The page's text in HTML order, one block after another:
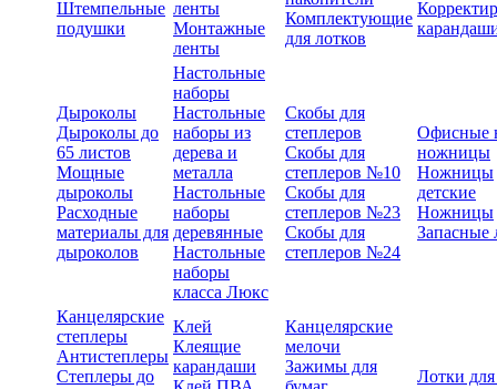
Штемпельные
подушки
ленты
Монтажные
ленты
Комплектующие
для лотков
Дыроколы
Дыроколы до
65 листов
Мощные
дыроколы
Расходные
материалы для
дыроколов
Настольные
наборы
Настольные
наборы из
дерева и
металла
Настольные
наборы
деревянные
Настольные
наборы
класса Люкс
Скобы для
степлеров
Скобы для
степлеров №10
Скобы для
степлеров №23
Скобы для
степлеров №24
Офисные
ножницы
Ножницы
детские
Ножницы
Запасные
Канцелярские
степлеры
Антистеплеры
Степлеры до
Клей
Клеящие
карандаши
Канцелярские
мелочи
Зажимы для
Лотки